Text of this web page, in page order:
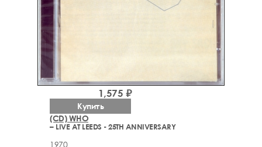
(CD) WHO
– LIVE AT LEEDS - 25TH ANNIVERSARY
1970
1,575 ₽
Купить